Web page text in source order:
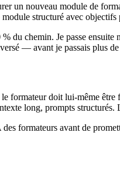
un nouveau module de
structuré avec objectifs
du chemin. Je passe
— avant je passais plus
formateur doit lui-même
long, prompts structurés.
formateurs avant de